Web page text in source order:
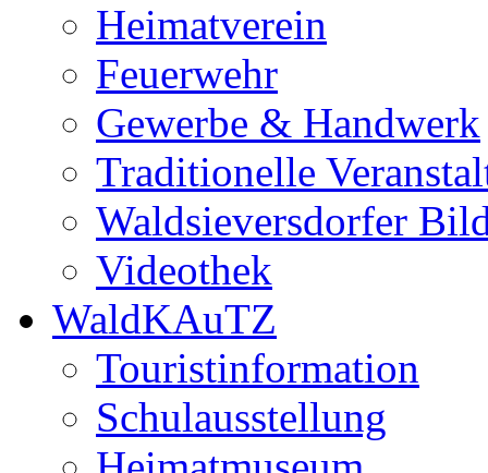
Heimatverein
Feuerwehr
Gewerbe & Handwerk
Traditionelle
Waldsieversdorfer
Videothek
WaldKAuTZ
Touristinformation
Schulausstellung